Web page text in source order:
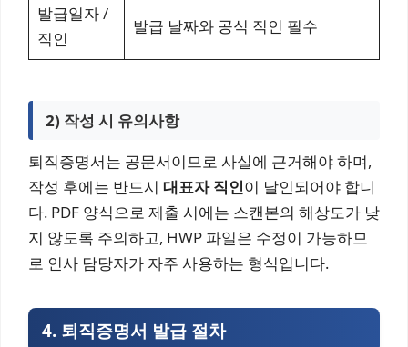
발급일자 /
직인
발급 날짜와 공식 직인 필수
2) 작성 시 유의사항
퇴직증명서는 공문서이므로 사실에 근거해야 하며,
작성 후에는 반드시 대표자 직인이 날인되어야 합니
다. PDF 양식으로 제출 시에는 스캔본의 해상도가 낮
지 않도록 주의하고, HWP 파일은 수정이 가능하므
로 인사 담당자가 자주 사용하는 형식입니다.
4. 퇴직증명서 발급 절차